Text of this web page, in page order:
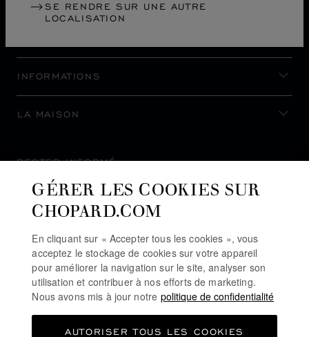
SE RENDRE SUR UNE AUTRE
LOCALISATION
INFORMATIONS
LA MAISON
RESTER INFORMÉ
S’INSCRIRE À LA NEWSLETTER
POLITIQUE DES COOKIES
GÉRER LES COOKIES SUR
CHOPARD.COM
En cliquant sur « Accepter tous les cookies », vous
acceptez le stockage de cookies sur votre appareil
pour améliorer la navigation sur le site, analyser son
utilisation et contribuer à nos efforts de marketing.
Nous avons mis à jour notre politique de confidentialité
AUTORISER TOUS LES COOKIES